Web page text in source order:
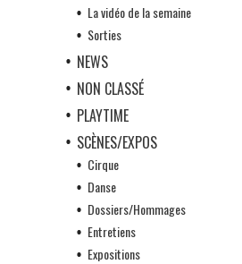
La vidéo de la semaine
Sorties
NEWS
NON CLASSÉ
PLAYTIME
SCÈNES/EXPOS
Cirque
Danse
Dossiers/Hommages
Entretiens
Expositions